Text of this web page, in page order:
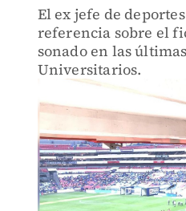
El ex jefe de
referencia sobre el
sonado en las
Universitarios.